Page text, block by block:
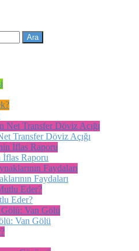
Transfer Döviz Açığı
Raporu
Faydaları
Eder?
Van Gölü